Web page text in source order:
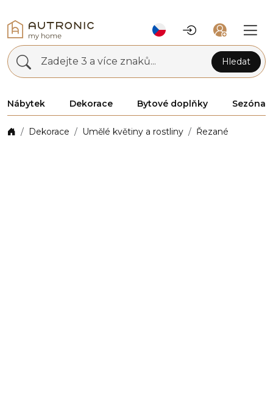
Zadejte 3 a více znaků... Hledat
Nábytek Dekorace Bytové doplňky Sezóna
Dekorace Umělé květiny a rostliny Řezané